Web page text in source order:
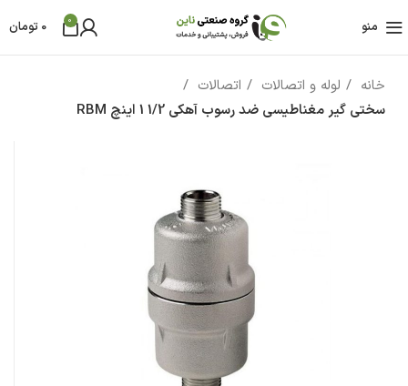
منو 0
0 تومان
خانه لوله و اتصالات
اتصالات
سختی گیر مغناطیسی ضد رسوب آهکی 1/2 1 اینچ RBM